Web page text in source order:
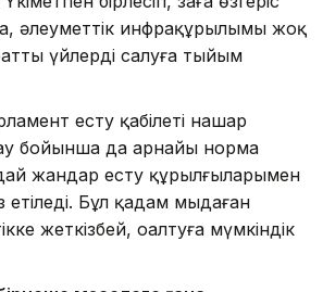
әлеуметтік инфрақұрылымы жоқ
үйлерді салуға тыйым
есту қабілеті нашар
бойынша да арнайы норма
жандар есту құрылғыларымен
етіледі. Бұл қадам мыңдаған
жеткізбей, оңалтуға мүмкіндік